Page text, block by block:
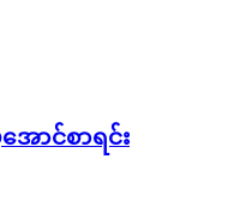
ောင်စာရင်း